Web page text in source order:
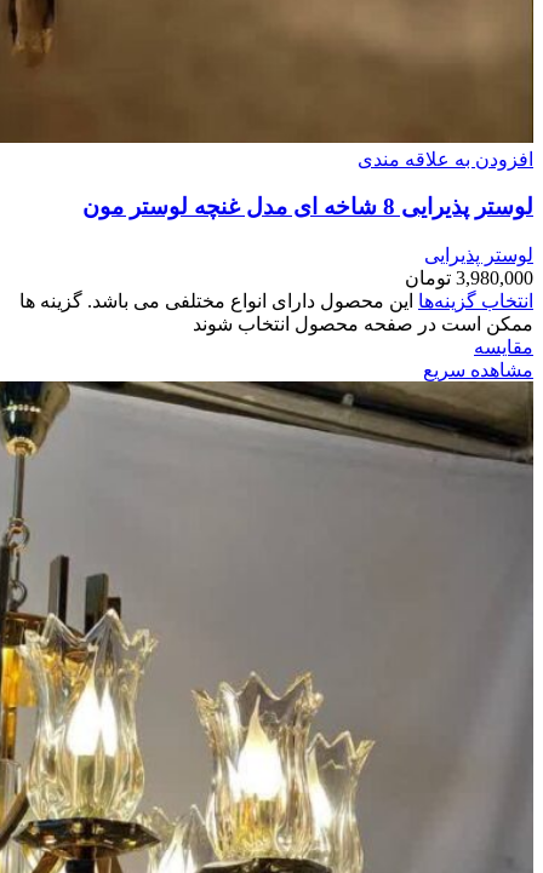
افزودن به علاقه مندی
لوستر پذیرایی 8 شاخه ای مدل غنچه لوستر مون
لوستر پذیرایی
3,980,000 تومان
انتخاب گزینه‌ها این محصول دارای انواع مختلفی می باشد. گزینه ها
ممکن است در صفحه محصول انتخاب شوند
مقایسه
مشاهده سریع